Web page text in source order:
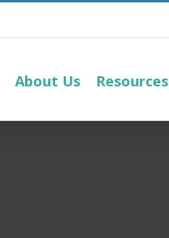
About Us Resources